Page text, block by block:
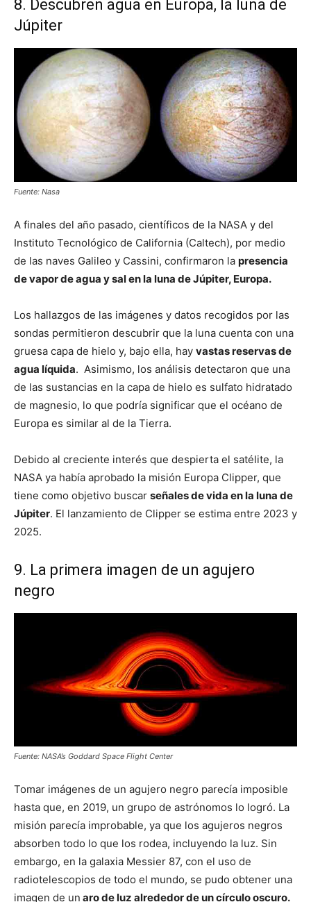
8. Descubren agua en Europa, la luna de
Júpiter
Fuente: Nasa
A finales del año pasado, científicos de la NASA y del
Instituto Tecnológico de California (Caltech), por medio
de las naves Galileo y Cassini, confirmaron la presencia
de vapor de agua y sal en la luna de Júpiter, Europa.
Los hallazgos de las imágenes y datos recogidos por las
sondas permitieron descubrir que la luna cuenta con una
gruesa capa de hielo y, bajo ella, hay vastas reservas de
agua líquida. Asimismo, los análisis detectaron que una
de las sustancias en la capa de hielo es sulfato hidratado
de magnesio, lo que podría significar que el océano de
Europa es similar al de la Tierra.
Debido al creciente interés que despierta el satélite, la
NASA ya había aprobado la misión Europa Clipper, que
tiene como objetivo buscar señales de vida en la luna de
Júpiter. El lanzamiento de Clipper se estima entre 2023 y
2025.
9. La primera imagen de un agujero
negro
Fuente: NASA’s Goddard Space Flight Center
Tomar imágenes de un agujero negro parecía imposible
hasta que, en 2019, un grupo de astrónomos lo logró. La
misión parecía improbable, ya que los agujeros negros
absorben todo lo que los rodea, incluyendo la luz. Sin
embargo, en la galaxia Messier 87, con el uso de
radiotelescopios de todo el mundo, se pudo obtener una
imagen de un aro de luz alrededor de un círculo oscuro.